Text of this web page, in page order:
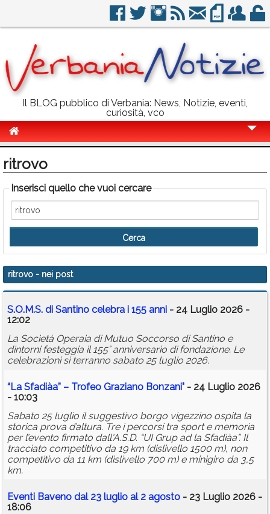
Il BLOG pubblico di Verbania: News, Notizie, eventi,
curiosità, vco
Politica
Sport
Eventi
Info Utili
Rubriche
Calendario
Annunci
ritrovo
Inserisci quello che vuoi cercare
ritrovo - nei post
S.O.M.S. di Santino celebra i 155 anni - 24 Luglio 2026 -
12:02
La Società Operaia di Mutuo Soccorso di Santino e
dintorni festeggia il 155° anniversario di fondazione. Le
celebrazioni si terranno sabato 25 luglio 2026.
“La Sfadiàa” – Trofeo Graziano Bonzani" - 24 Luglio 2026
- 10:03
Sabato 25 luglio il suggestivo borgo vigezzino ospita la
storica prova d’altura. Tre i percorsi tra sport e memoria
per l’evento firmato dall'A.S.D. “UI Grup ad la Sfadiàa”. Il
tracciato competitivo da 19 km (dislivello 1500 m), non
competitivo da 11 km (dislivello 700 m) e minigiro da 3,5
km.
Eventi Baveno dal 23 luglio al 2 agosto - 23 Luglio 2026 -
18:06